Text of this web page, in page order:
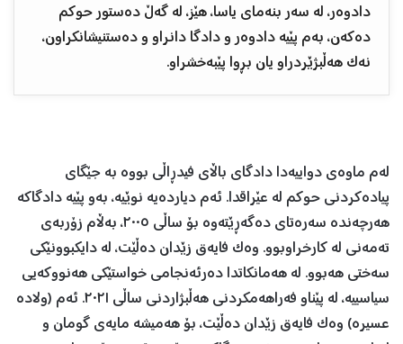
دادوەر، لە سەر بنەمای یاسا، هێز، لە گەڵ دەستور حوکم
دەکەن، بەم پێیە دادوەر و دادگا دانراو و دەستنیشانکراون،
نەک هەڵبژێردراو یان بڕوا پێبەخشراو.
لەم ماوەی دواییەدا دادگای باڵای فیدڕاڵی بووە بە جێگای
پیادەکردنی حوکم لە عێراقدا. ئەم دیاردەیە نوێیە، بەو پێیە دادگاکە
هەرچەندە سەرەتای دەگەڕێتەوە بۆ ساڵی ٢٠٠٥، بەڵام زۆربەی
تەمەنی لە کارخراوبوو. وەک فایەق زێدان دەڵێت، لە دایکبوونێکی
سەختی هەبوو. لە هەمانکاتدا دەرئەنجامی خواستێکی هەنووکەیی
سیاسییە، لە پێناو فەراهەمکردنی هەڵبژاردنی ساڵی ٢٠٢١. ئەم (ولادە
عسیرە) وەک فایەق زێدان دەڵێت، بۆ هەمیشە مایەی گومان و